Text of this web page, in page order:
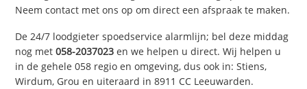
Neem contact met ons op om direct een afspraak te maken.
De 24/7 loodgieter spoedservice alarmlijn; bel deze middag
nog met058-2037023 en we helpen u direct. Wij helpen u
in de gehele 058 regio en omgeving, dus ook in: Stiens,
Wirdum, Grou en uiteraard in 8911 CC Leeuwarden.